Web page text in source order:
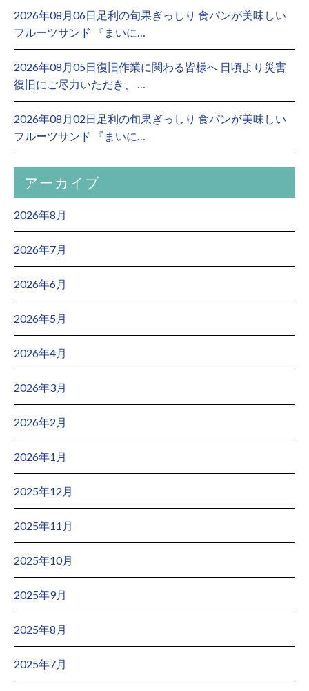
2026年08月06日足利の旬果ぎっしり 食パンが美味しい
フルーツサンド 『まいに…
2026年08月05日復旧作業に関わる皆様へ 日頃より災害
復旧にご尽力いただき、 …
2026年08月02日足利の旬果ぎっしり 食パンが美味しい
フルーツサンド 『まいに…
アーカイブ
2026年8月
2026年7月
2026年6月
2026年5月
2026年4月
2026年3月
2026年2月
2026年1月
2025年12月
2025年11月
2025年10月
2025年9月
2025年8月
2025年7月